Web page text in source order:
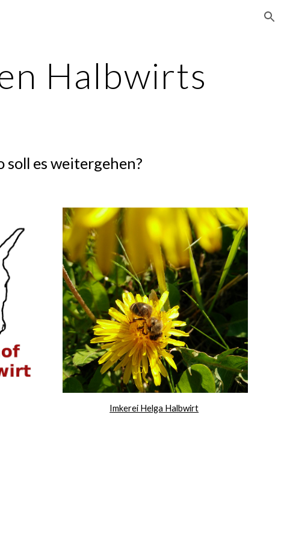
Halbwirts
soll es weitergehen?
Imkerei Helga Halbwirt